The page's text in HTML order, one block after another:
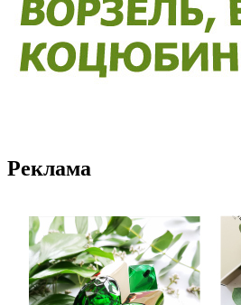
Реклама